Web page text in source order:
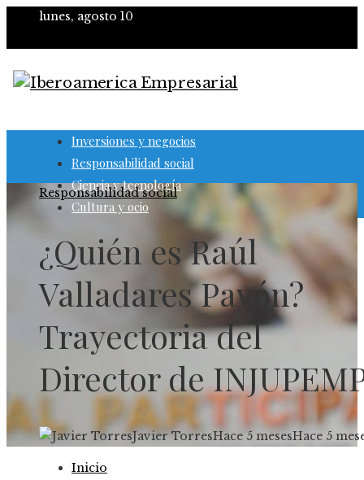
lunes, agosto 10
Inversiones y negocios
Responsabilidad social
Ciencia y tecnología
Cultura y ocio
Responsabilidad social
¿Quién es Raúl
Valladares Pavón?
Trayectoria del
Director de
Javier TorresHace 5 mesesHace 5
Inicio